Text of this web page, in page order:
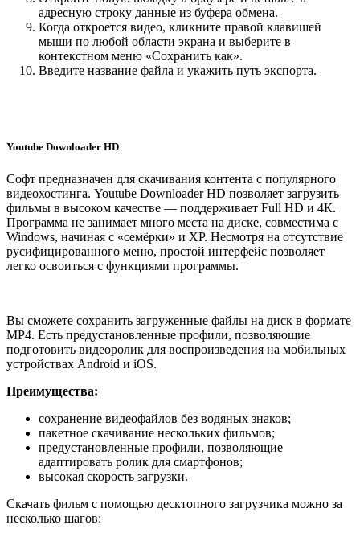
адресную строку данные из буфера обмена.
Когда откроется видео, кликните правой клавишей
мыши по любой области экрана и выберите в
контекстном меню «Сохранить как».
Введите название файла и укажить путь экспорта.
Youtube Downloader HD
Софт предназначен для скачивания контента с популярного
видеохостинга. Youtube Downloader HD позволяет загрузить
фильмы в высоком качестве — поддерживает Full HD и 4К.
Программа не занимает много места на диске, совместима с
Windows, начиная с «семёрки» и XP. Несмотря на отсутствие
русифицированного меню, простой интерфейс позволяет
легко освоиться с функциями программы.
Вы сможете сохранить загруженные файлы на диск в формате
MP4. Есть предустановленные профили, позволяющие
подготовить видеоролик для воспроизведения на мобильных
устройствах Android и iOS.
Преимущества:
сохранение видеофайлов без водяных знаков;
пакетное скачивание нескольких фильмов;
предустановленные профили, позволяющие
адаптировать ролик для смартфонов;
высокая скорость загрузки.
Скачать фильм с помощью десктопного загрузчика можно за
несколько шагов: